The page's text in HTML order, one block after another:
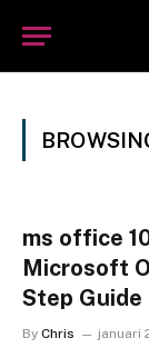
ms office
Microsoft
Step Guide
By Chris januari